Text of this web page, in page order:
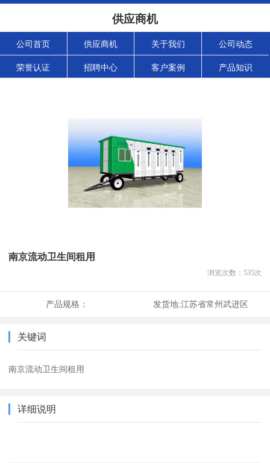
供应商机
公司首页 供应商机 关于我们 公司动态
荣誉认证 招聘中心 客户案例 产品知识
南京流动卫生间租用
浏览次数： 535次
产品规格： 发货地:江苏省常州武进区
关键词
南京流动卫生间租用
详细说明